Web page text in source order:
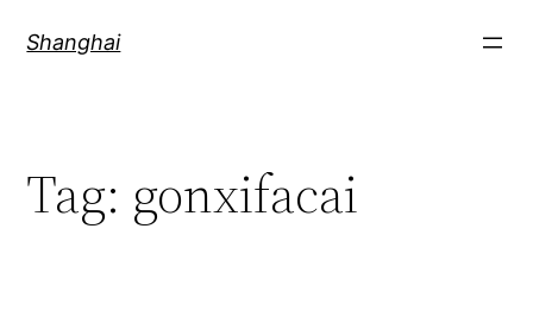
Shanghai
Tag: gonxifacai